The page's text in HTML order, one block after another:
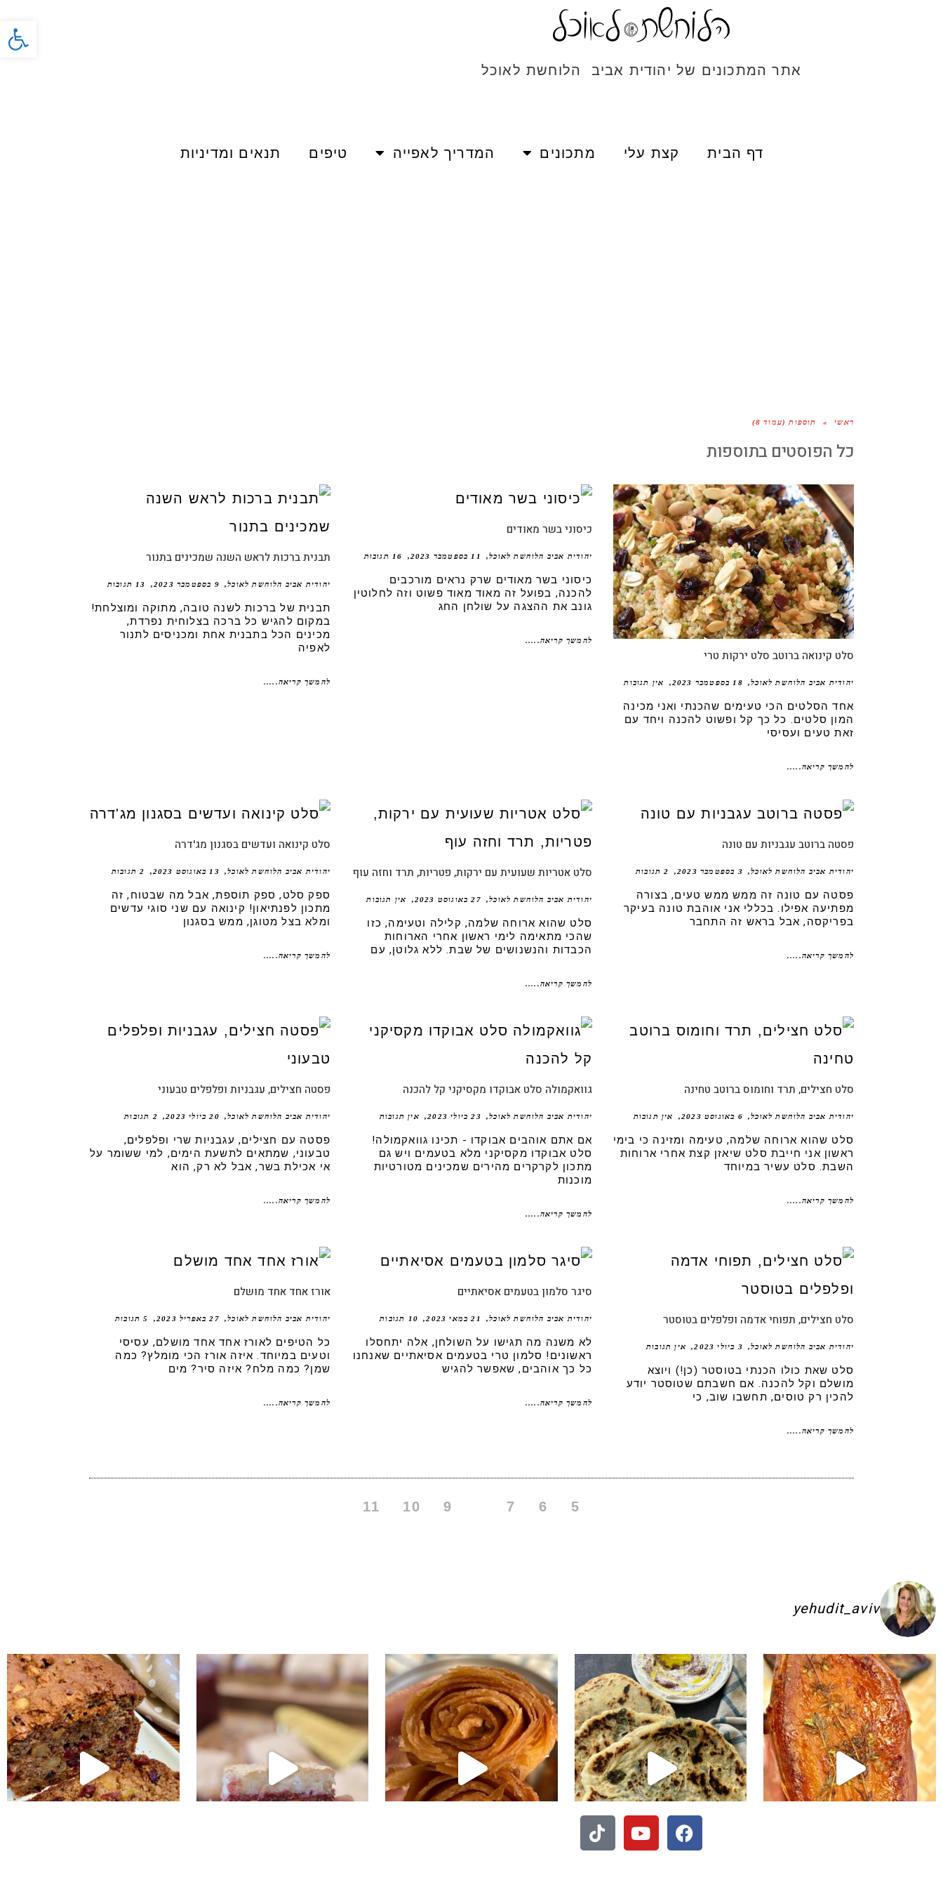
פתח
אתר המתכונים של יהודית אביב הלוחשת לאוכל
דף הבית קצת עלי מתכונים המדריך לאפייה טיפים תנאים ומדיניות
ראשי » תוספות (עמוד 8)
כל הפוסטים בתוספות
סלט קינואה ברוטב סלט ירקות טרי
יהודית אביב הלוחשת לאוכל 18 בספטמבר 2023 אין תגובות
אחד הסלטים הכי טעימים שהכנתי ואני מכינה
המון סלטים. כל כך קל ופשוט להכנה ויחד עם
זאת טעים ועסיסי
להמשך קריאה.....
כיסוני בשר מאודים
יהודית אביב הלוחשת לאוכל 11 בספטמבר 2023 16 תגובות
כיסוני בשר מאודים שרק נראים מורכבים
להכנה, בפועל זה מאוד מאוד פשוט וזה לחלוטין
גונב את ההצגה על שולחן החג
להמשך קריאה.....
תבנית ברכות לראש השנה שמכינים בתנור
יהודית אביב הלוחשת לאוכל 9 בספטמבר 2023 13 תגובות
תבנית של ברכות לשנה טובה, מתוקה ומוצלחת!
במקום להגיש כל ברכה בצלוחית נפרדת,
מכינים הכל בתבנית אחת ומכניסים לתנור
לאפיה
להמשך קריאה.....
פסטה ברוטב עגבניות עם טונה
יהודית אביב הלוחשת לאוכל 3 בספטמבר 2023 2 תגובות
פסטה עם טונה זה ממש ממש טעים, בצורה
מפתיעה אפילו. בכללי אני אוהבת טונה בעיקר
בפריקסה, אבל בראש זה התחבר
להמשך קריאה.....
סלט אטריות שעועית עם ירקות, פטריות, תרד וחזה עוף
יהודית אביב הלוחשת לאוכל 27 באוגוסט 2023 אין תגובות
סלט שהוא ארוחה שלמה, קלילה וטעימה, כזו
שהכי מתאימה לימי ראשון אחרי הארוחות
הכבדות והנשנושים של שבת. ללא גלוטן, עם
להמשך קריאה.....
סלט קינואה ועדשים בסגנון מג'דרה
יהודית אביב הלוחשת לאוכל 13 באוגוסט 2023 2 תגובות
ספק סלט, ספק תוספת, אבל מה שבטוח, זה
מתכון לפנתיאון! קינואה עם שני סוגי עדשים
ומלא בצל מטוגן, ממש בסגנון
להמשך קריאה.....
סלט חצילים, תרד וחומוס ברוטב טחינה
יהודית אביב הלוחשת לאוכל 6 באוגוסט 2023 אין תגובות
סלט שהוא ארוחה שלמה, טעימה ומזינה כי בימי
ראשון אני חייבת סלט שיאזן קצת אחרי ארוחות
השבת. סלט עשיר במיוחד
להמשך קריאה.....
גוואקמולה סלט אבוקדו מקסיקני קל להכנה
יהודית אביב הלוחשת לאוכל 23 ביולי 2023 אין תגובות
אם אתם אוהבים אבוקדו - תכינו גוואקמולה!
סלט אבוקדו מקסיקני מלא בטעמים ויש גם
מתכון לקרקרים מהירים שמכינים מטורטיות
מוכנות
להמשך קריאה.....
פסטה חצילים, עגבניות ופלפלים טבעוני
יהודית אביב הלוחשת לאוכל 20 ביולי 2023 2 תגובות
פסטה עם חצילים, עגבניות שרי ופלפלים,
טבעוני, שמתאים לתשעת הימים, למי ששומר על
אי אכילת בשר, אבל לא רק, הוא
להמשך קריאה.....
סלט חצילים, תפוחי אדמה ופלפלים בטוסטר
יהודית אביב הלוחשת לאוכל 3 ביולי 2023 אין תגובות
סלט שאת כולו הכנתי בטוסטר (כן!) ויוצא
מושלם וקל להכנה. אם חשבתם שטוסטר יודע
להכין רק טוסים, תחשבו שוב, כי
להמשך קריאה.....
סיגר סלמון בטעמים אסיאתיים
יהודית אביב הלוחשת לאוכל 21 במאי 2023 10 תגובות
לא משנה מה תגישו על השולחן, אלה יתחסלו
ראשונים! סלמון טרי בטעמים אסיאתיים שאנחנו
כל כך אוהבים, שאפשר להגיש
להמשך קריאה.....
אורז אחד אחד מושלם
יהודית אביב הלוחשת לאוכל 27 באפריל 2023 5 תגובות
כל הטיפים לאורז אחד אחד מושלם, עסיסי
וטעים במיוחד. איזה אורז הכי מומלץ? כמה
שמן? כמה מלח? איזה סיר? מים
להמשך קריאה.....
5
6
7
9
10
11
yehudit_aviv
להשקיע בפיתות היסטריות
ג׳חנון תימני אמיתי!! ולא רק בעיני הוא הכי טעים שישלכל חובבי הקוקוס קומו להכין - חיתוכיות ריבה וקוקוס
גם אם אתם צמים מחר וגם אם לא- תכינו אותה!! קערה וכ